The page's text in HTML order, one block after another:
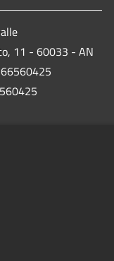
11 - 60033 - AN